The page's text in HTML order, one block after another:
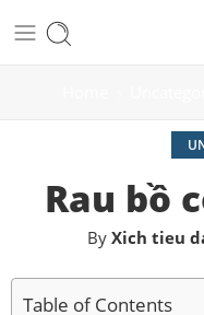
Rau bồ
By Xich tieu
Table of Contents